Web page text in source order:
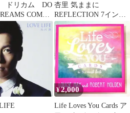
ドリカム DO
COME
CD+DVD
杏里 気ままに
REFLECTION 7インチ
レコード
¥2,000
Life Loves You Cards ア